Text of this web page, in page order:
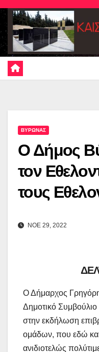
Skip
content
ΒΥΡΩΝΑΣ
Ο Δήμος
τον
τους
ΝΟΕ 29, 2022
Ο Δήμαρχος
Δημοτικό
στην εκδήλωση
ομάδων, που εδώ
ανιδιοτελώς